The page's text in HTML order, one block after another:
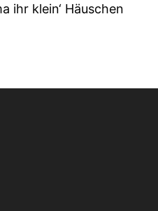
ihr klein‘ Häuschen